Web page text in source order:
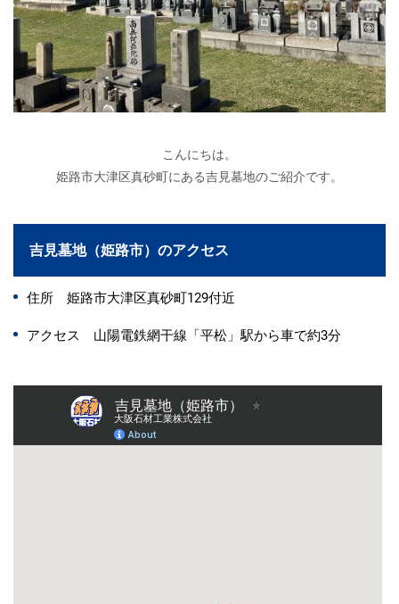
こんにちは。
姫路市大津区真砂町にある吉見墓地のご紹介です。
吉見墓地（姫路市）のアクセス
住所 姫路市大津区真砂町129付近
アクセス 山陽電鉄網干線「平松」駅から車で約3分